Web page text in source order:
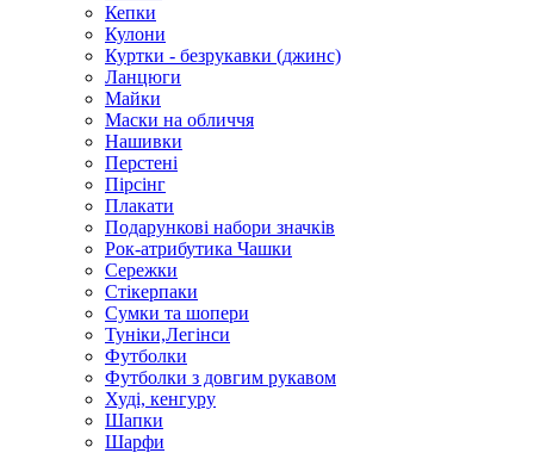
Кепки
Кулони
Куртки - безрукавки (джинс)
Ланцюги
Майки
Маски на обличчя
Нашивки
Перстені
Пірсінг
Плакати
Подарункові набори значків
Рок-атрибутика Чашки
Сережки
Стікерпаки
Сумки та шопери
Туніки,Легінси
Футболки
Футболки з довгим рукавом
Худі, кенгуру
Шапки
Шарфи